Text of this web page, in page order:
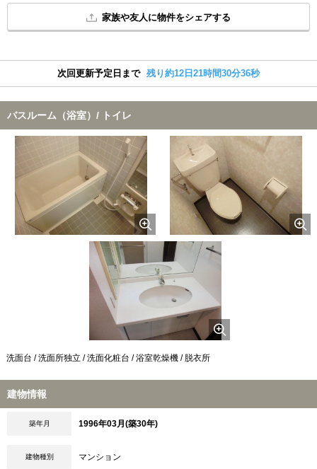
家族や友人に物件をシェアする
次回更新予定日まで 残り約12日21時間30分36秒
バスルーム（浴室）/ トイレ
洗面台 / 洗面所独立 / 洗面化粧台 / 浴室乾燥機 / 脱衣所
建物情報
築年月 1996年03月(築30年)
建物種別 マンション